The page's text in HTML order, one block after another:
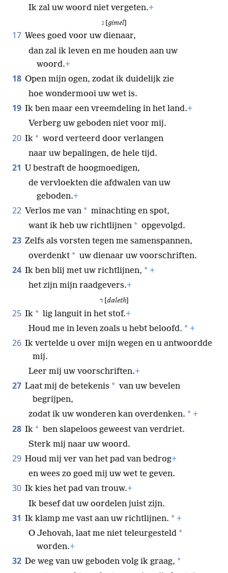
Ik zal uw woord niet vergeten.+
ג [ gimel]
17 Wees goed voor uw dienaar,
dan zal ik leven en me houden aan uw
woord.+
18 Open mijn ogen, zodat ik duidelijk zie
hoe wondermooi uw wet is.
19 Ik ben maar een vreemdeling in het land.+
Verberg uw geboden niet voor mij.
20 Ik * word verteerd door verlangen
naar uw bepalingen, de hele tijd.
21 U bestraft de hoogmoedigen,
de vervloekten die afdwalen van uw
geboden.+
22 Verlos me van * minachting en spot,
want ik heb uw richtlijnen * opgevolgd.
23 Zelfs als vorsten tegen me samenspannen,
overdenkt * uw dienaar uw voorschriften.
24 Ik ben blij met uw richtlijnen, * +
het zijn mijn raadgevers.+
ד [ daleth]
25 Ik * lig languit in het stof.+
Houd me in leven zoals u hebt beloofd. * +
26 Ik vertelde u over mijn wegen en u antwoordde
mij.
Leer mij uw voorschriften.+
27 Laat mij de betekenis * van uw bevelen
begrijpen,
zodat ik uw wonderen kan overdenken. * +
28 Ik * ben slapeloos geweest van verdriet.
Sterk mij naar uw woord.
29 Houd mij ver van het pad van bedrog+
en wees zo goed mij uw wet te geven.
30 Ik kies het pad van trouw.+
Ik besef dat uw oordelen juist zijn.
31 Ik klamp me vast aan uw richtlijnen. * +
O Jehovah, laat me niet teleurgesteld *
worden.+
32 De weg van uw geboden volg ik graag, *